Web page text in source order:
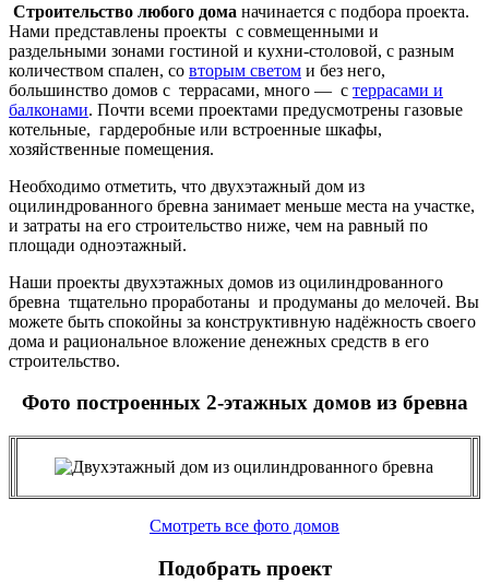
Строительство любого дома начинается с подбора проекта.
Нами представлены проекты с совмещенными и
раздельными зонами гостиной и кухни-столовой, с разным
количеством спален, со вторым светом и без него,
большинство домов с террасами, много — с террасами и
балконами. Почти всеми проектами предусмотрены газовые
котельные, гардеробные или встроенные шкафы,
хозяйственные помещения.
Необходимо отметить, что двухэтажный дом из
оцилиндрованного бревна занимает меньше места на участке,
и затраты на его строительство ниже, чем на равный по
площади одноэтажный.
Наши проекты двухэтажных домов из оцилиндрованного
бревна тщательно проработаны и продуманы до мелочей. Вы
можете быть спокойны за конструктивную надёжность своего
дома и рациональное вложение денежных средств в его
строительство.
Фото построенных 2-этажных домов из бревна
Смотреть все фото домов
Подобрать проект